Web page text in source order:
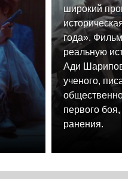
широкий
года». Фильм
реальную
Ади
ученого,
первого боя,
ранения.